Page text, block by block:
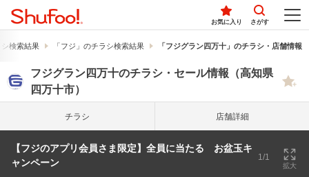
お気に入り さがす
検索結果 「フジ」のチラシ検索結果 「フジグラン四万十」のチラシ・店舗情報
フジグラン四万十のチラシ・セール情報（高知県
四万十市）
チラシ 店舗詳細
【フジのアプリ会員さま限定】全員に当たる お盆玉キ
ャンペーン
1/1
拡大